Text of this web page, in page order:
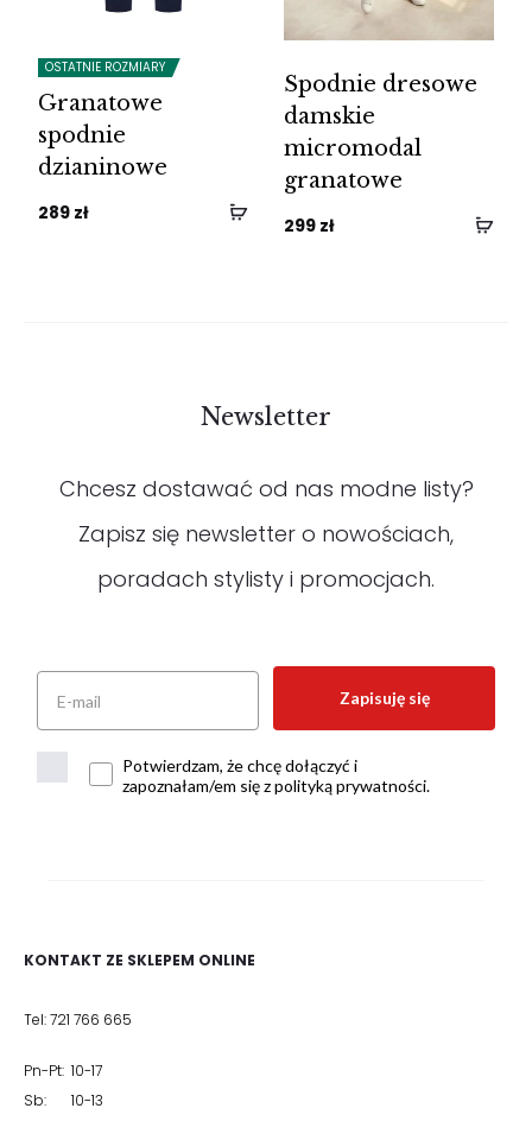
OSTATNIE ROZMIARY
Granatowe
spodnie
dzianinowe
289 zł
Spodnie dresowe
damskie
micromodal
granatowe
299 zł
Newsletter
Chcesz dostawać od nas modne listy?
Zapisz się newsletter o nowościach,
poradach stylisty i promocjach.
Zapisuję się
Potwierdzam, że chcę dołączyć i
zapoznałam/em się z polityką prywatności.
KONTAKT ZE SKLEPEM ONLINE
Tel: 721 766 665
Pn-Pt: 10-17
Sb: 10-13